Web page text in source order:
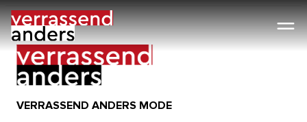
Ga
naar
de
inhoud
VERRASSEND ANDERS MODE